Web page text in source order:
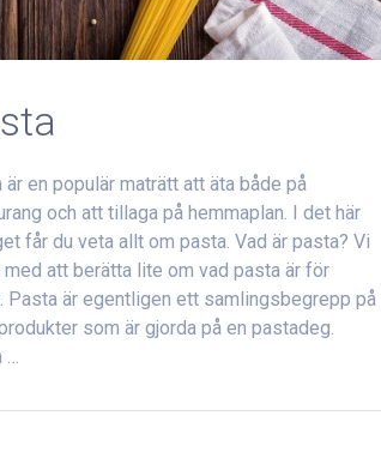
är en populär maträtt att äta både på
och att tillaga på hemmaplan. I det här
får du veta allt om pasta. Vad är pasta? Vi
med att berätta lite om vad pasta är för
Pasta är egentligen ett samlingsbegrepp på
som är gjorda på en pastadeg.